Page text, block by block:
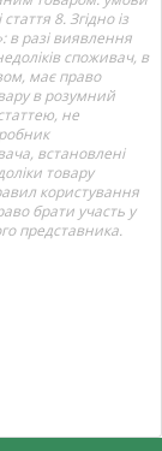
8. Згідно із
в разі виявлення
споживач, в
має право
в розумний
не
встановлені
товару
користування
брати участь у
представника.